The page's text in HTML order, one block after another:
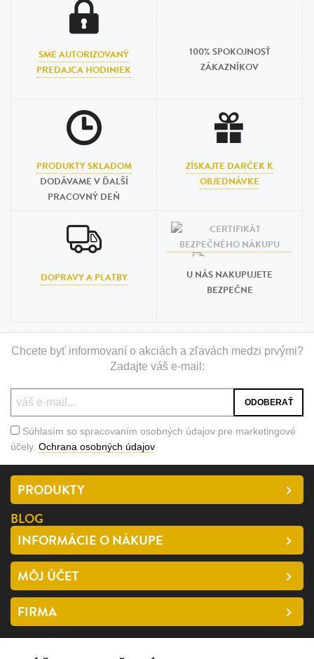
SME AUTORIZOVANÝ
PREDAJCA HODINIEK
100% SPOKOJNOSŤ
ZÁKAZNÍKOV
PRODUKTY SKLADOM
DODÁVAME V ĎALŠÍ
PRACOVNÝ DEŇ
ZÍSKAJTE DARČEK K
OBJEDNÁVKE
DOPRAVY A PLATBY
U NÁS NAKUPUJETE
BEZPEČNE
Chcete byť informovaní o akciách a zľavách medzi prvými?
Zadajte váš e-mail:
Súhlasím so spracovaním osobných údajov pre marketingové
účely. Ochrana osobných údajov
PRODUKTY
BLOG
INFORMÁCIE O NÁKUPE
MÔJ ÚČET
FIRMA